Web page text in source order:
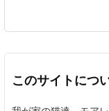
このサイトにつ